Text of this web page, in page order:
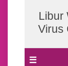
Libur
Virus
☰